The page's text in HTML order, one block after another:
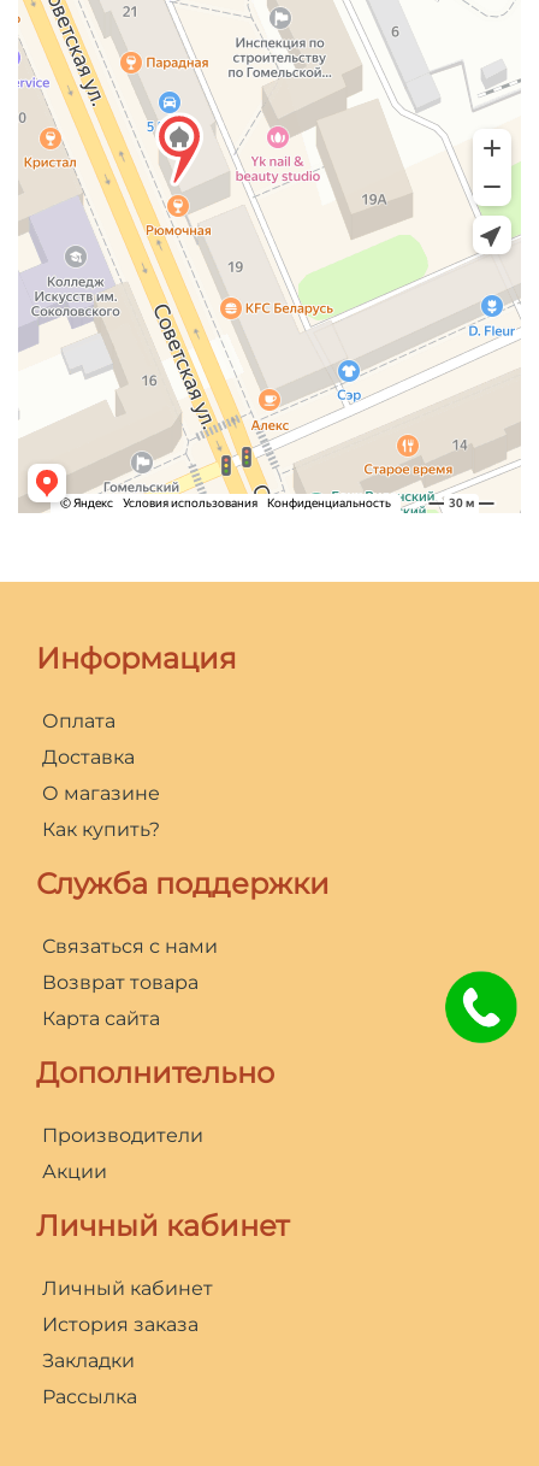
Информация
Оплата
Доставка
О магазине
Как купить?
Служба поддержки
Связаться с нами
Возврат товара
Карта сайта
Дополнительно
Производители
Акции
Личный кабинет
Личный кабинет
История заказа
Закладки
Рассылка